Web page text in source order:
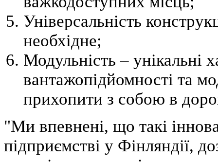
Універсальність
необхідне;
Модульність – унікальні
вантажопідйомності та
прихопити з собою в
"Ми впевнені, що такі
підприємстві у Фінляндії,